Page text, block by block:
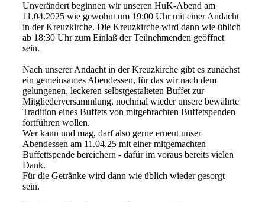
Unverändert beginnen wir unseren HuK-Abend am
11.04.2025 wie gewohnt um 19:00 Uhr mit einer Andacht
in der Kreuzkirche. Die Kreuzkirche wird dann wie üblich
ab 18:30 Uhr zum Einlaß der Teilnehmenden geöffnet
sein.
Nach unserer Andacht in der Kreuzkirche gibt es zunächst
ein gemeinsames Abendessen, für das wir nach dem
gelungenen, leckeren selbstgestalteten Buffet zur
Mitgliederversammlung, nochmal wieder unsere bewährte
Tradition eines Buffets von mitgebrachten Buffetspenden
fortführen wollen.
Wer kann und mag, darf also gerne erneut unser
Abendessen am 11.04.25 mit einer mitgemachten
Buffettspende bereichern - dafür im voraus bereits vielen
Dank.
Für die Getränke wird dann wie üblich wieder gesorgt
sein.